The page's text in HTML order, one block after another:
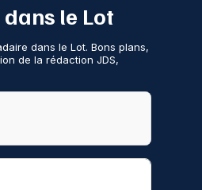
le Lot
dans le Lot. Bons plans,
de la rédaction JDS,